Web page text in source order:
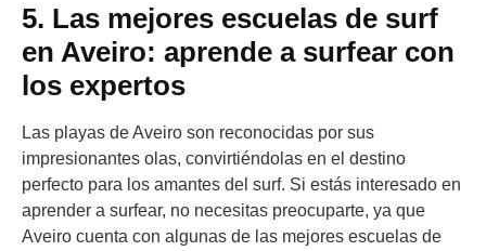
5. Las mejores escuelas de surf
en Aveiro: aprende a surfear con
los expertos
Las playas de Aveiro son reconocidas por sus
impresionantes olas, convirtiéndolas en el destino
perfecto para los amantes del surf. Si estás interesado en
aprender a surfear, no necesitas preocuparte, ya que
Aveiro cuenta con algunas de las mejores escuelas de